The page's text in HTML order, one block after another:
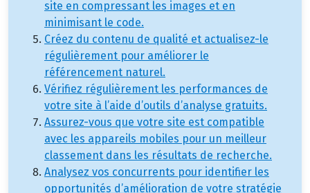
site en compressant les images et en
minimisant le code.
Créez du contenu de qualité et actualisez-le
régulièrement pour améliorer le
référencement naturel.
Vérifiez régulièrement les performances de
votre site à l’aide d’outils d’analyse gratuits.
Assurez-vous que votre site est compatible
avec les appareils mobiles pour un meilleur
classement dans les résultats de recherche.
Analysez vos concurrents pour identifier les
opportunités d’amélioration de votre stratégie